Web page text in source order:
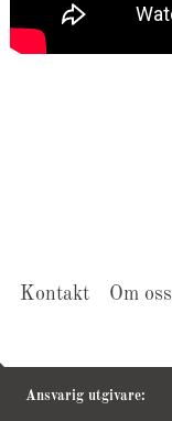
Kontakt Om oss
Ansvarig utgivare: